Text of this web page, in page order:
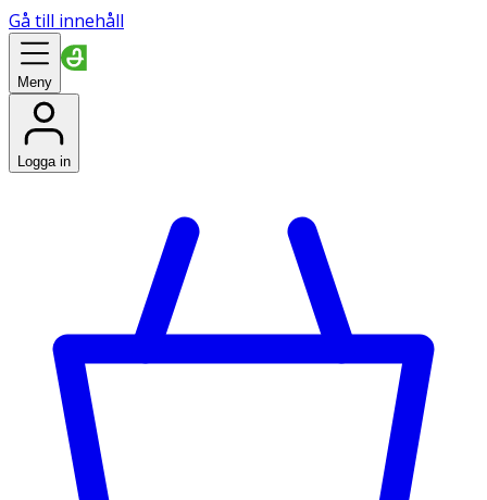
Gå till innehåll
Meny
Logga in